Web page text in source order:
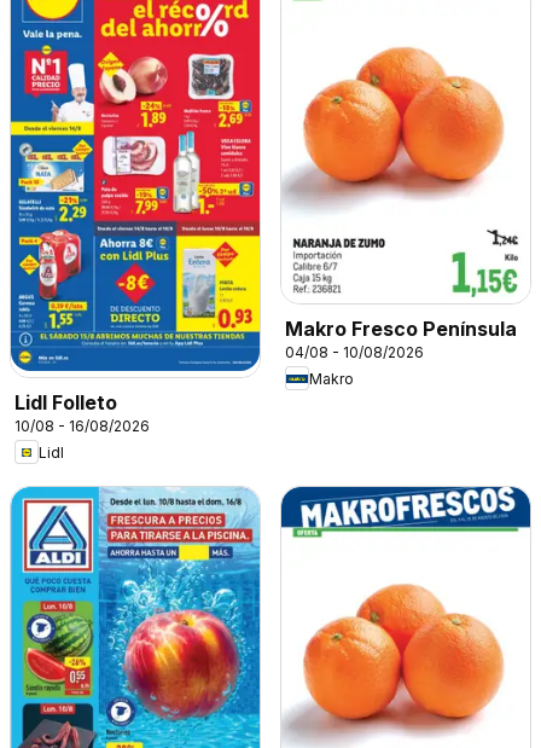
Lidl Folleto
10/08 - 16/08/2026
Lidl
Makro Fresco Península
04/08 - 10/08/2026
Makro